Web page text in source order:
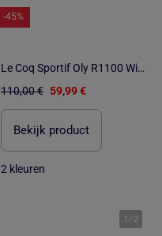
-45%
Le Coq Sportif Oly R1100 Witte Sneakers voor Jongens 2410396
110,00 € 59,99 €
Bekijk product
2 kleuren
1 / 2